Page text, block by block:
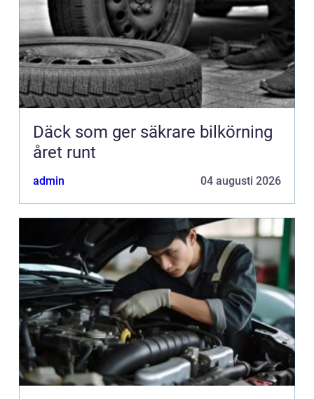
Däck som ger säkrare bilkörning
året runt
admin 04 augusti 2026